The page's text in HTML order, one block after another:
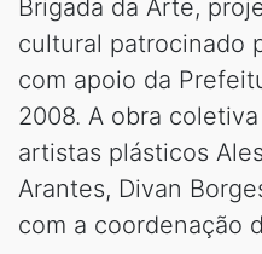
Brigada da Arte,
cultural patrocinado
com apoio da
2008. A obra
artistas plásticos
Arantes, Divan
com a coordenação